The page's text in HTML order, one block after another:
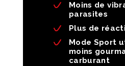
Moins de
parasites
Plus de
Mode Sport
moins
carburant